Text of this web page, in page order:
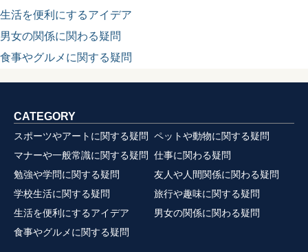
生活を便利にするアイデア
男女の関係に関わる疑問
食事やグルメに関する疑問
CATEGORY
スポーツやアートに関する疑問
ペットや動物に関する疑問
マナーや一般常識に関する疑問
仕事に関わる疑問
勉強や学問に関する疑問
友人や人間関係に関わる疑問
学校生活に関する疑問
旅行や趣味に関する疑問
生活を便利にするアイデア
男女の関係に関わる疑問
食事やグルメに関する疑問